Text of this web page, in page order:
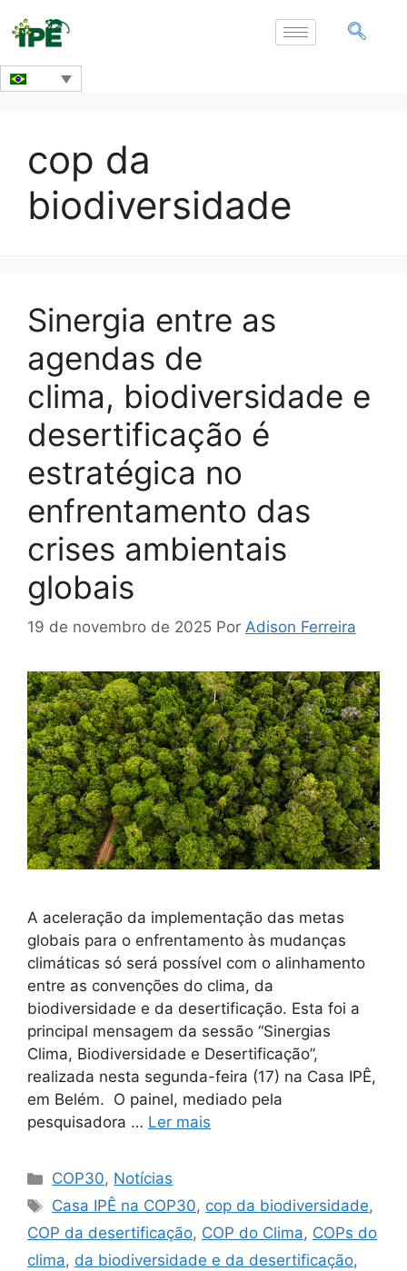
cop da
biodiversidade
Sinergia entre as
agendas de
clima, biodiversidade e
desertificação é
estratégica no
enfrentamento das
crises ambientais
globais
19 de novembro de 2025 Por Adison Ferreira
A aceleração da implementação das metas
globais para o enfrentamento às mudanças
climáticas só será possível com o alinhamento
entre as convenções do clima, da
biodiversidade e da desertificação. Esta foi a
principal mensagem da sessão “Sinergias
Clima, Biodiversidade e Desertificação”,
realizada nesta segunda-feira (17) na Casa IPÊ,
em Belém. O painel, mediado pela
pesquisadora … Ler mais
COP30, Notícias
Casa IPÊ na COP30, cop da biodiversidade,
COP da desertificação, COP do Clima, COPs do
clima, da biodiversidade e da desertificação,